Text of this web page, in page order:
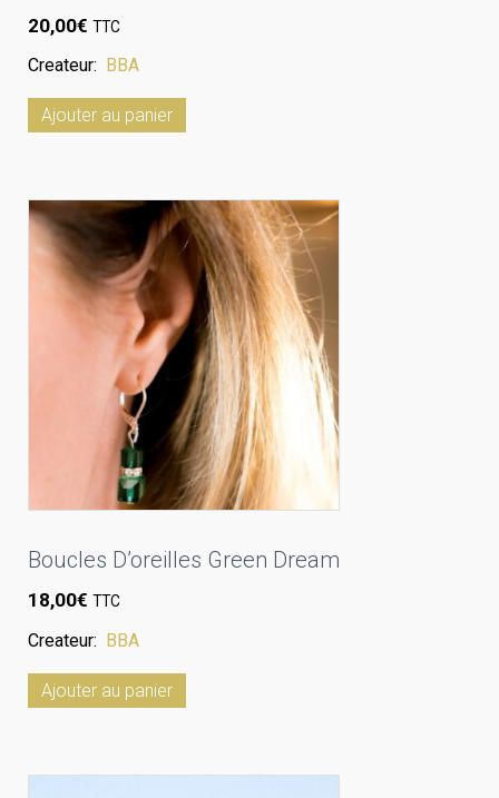
20,00€ TTC
Createur: BBA
Ajouter au panier
Boucles D’oreilles Green Dream
18,00€ TTC
Createur: BBA
Ajouter au panier